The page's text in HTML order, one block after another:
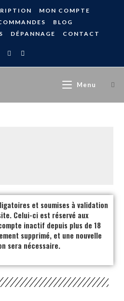
MON COMPTE
BLOG
DÉPANNAGE CONTACT
Menu
et soumises à validation
Celui-ci est réservé aux
inactif depuis plus de 18
supprimé, et une nouvelle
sera nécessaire.